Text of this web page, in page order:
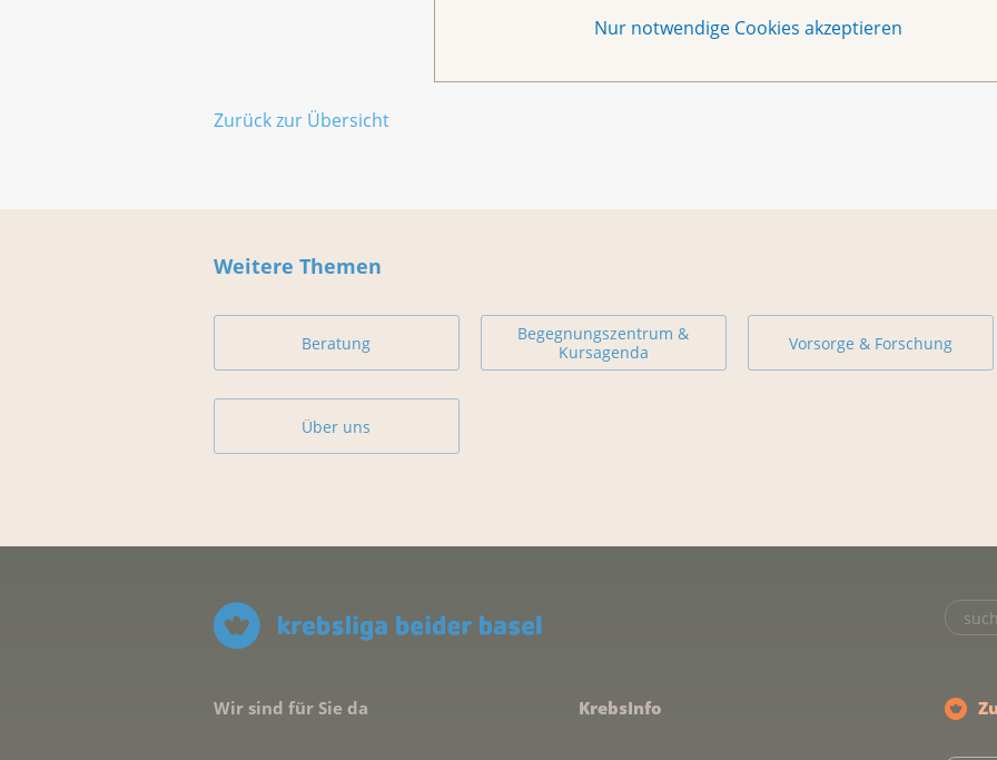
Nur notwendige Cookies akzeptieren
Dot-Painting
Zurück zur Übersicht
Weitere Themen
Beratung
Begegnungszentrum &
Kursagenda
Vorsorge & Forschung
Über uns
Wir sind für Sie da KrebsInfo